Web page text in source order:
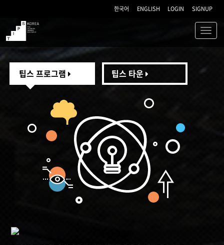
한국어 ENGLISH LOGIN SIGNUP
TIPS
팁스 프로그램 팁스 타운